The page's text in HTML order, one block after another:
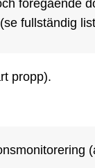
föregående
fullständig
propp).